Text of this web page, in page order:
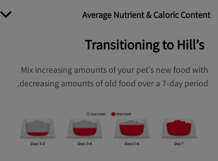
Average Nutrient & Caloric Content
Transitioning to Hill’s
Mix increasing amounts of your pet's new food with
decreasing amounts of old food over a 7-day period.